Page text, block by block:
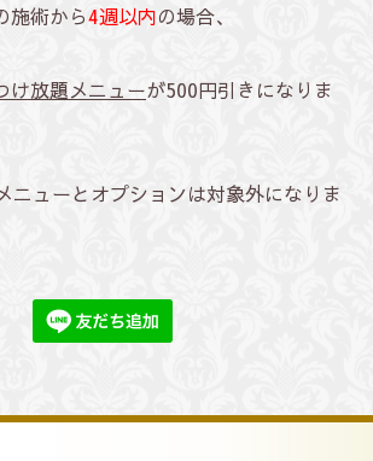
施術から4週以内の場合、
け放題メニューが500円引きになりま
ニューとオプションは対象外になりま